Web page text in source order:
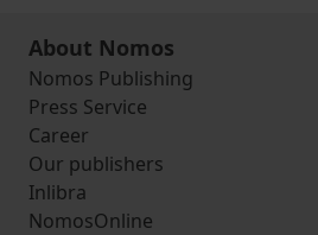
About Nomos
Nomos Publishing
Press Service
Career
Our publishers
Inlibra
NomosOnline